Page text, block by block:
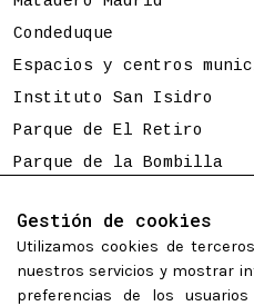
Gestión de cookies
Utilizamos cookies de
nuestros servicios y mostrar
preferencias de los
Condeduque
Espacios y centros
Instituto San Isidro
Parque de El Retiro
Parque de la Bombilla
Programación